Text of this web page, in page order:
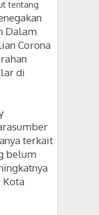
tentang
Dalam
Corona
di
terkait
belum
Kota